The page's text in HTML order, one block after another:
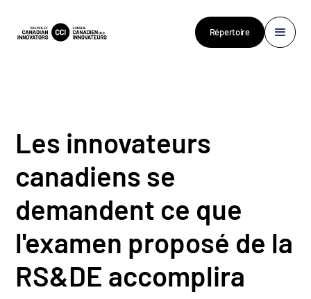
Répertoire
Les innovateurs
canadiens se
demandent ce que
l'examen proposé de la
RS&DE accomplira